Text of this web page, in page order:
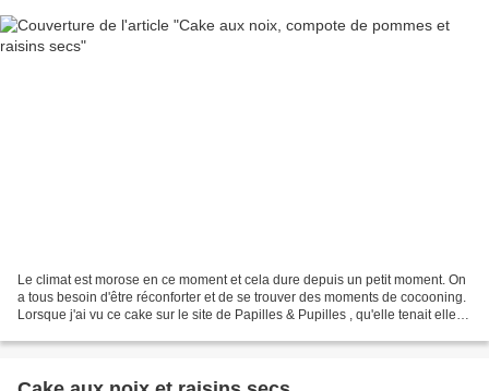
Le climat est morose en ce moment et cela dure depuis un petit moment. On
a tous besoin d'être réconforter et de se trouver des moments de cocooning.
Lorsque j'ai vu ce cake sur le site de Papilles & Pupilles , qu'elle tenait elle-